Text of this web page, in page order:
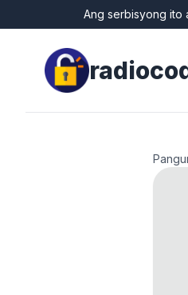
Ang serbisyong ito